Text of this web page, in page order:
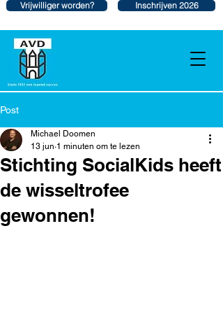
Inschrijven 2026
Vrijwilliger worden?
Post
Stichting SocialKids heeft
de wisseltrofee
gewonnen!
Michael Doomen
13 jun 1 minuten om te lezen